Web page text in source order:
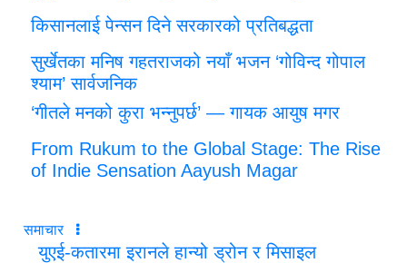
किसानलाई पेन्सन दिने सरकारको प्रतिबद्धता
सुर्खेतका मनिष गहतराजको नयाँ भजन ‘गोविन्द गोपाल
श्याम’ सार्वजनिक
‘गीतले मनको कुरा भन्नुपर्छ’ — गायक आयुष मगर
From Rukum to the Global Stage: The Rise
of Indie Sensation Aayush Magar
समाचार
युएई-कतारमा इरानले हान्यो ड्रोन र मिसाइल